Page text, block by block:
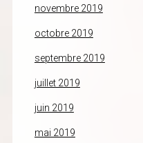
novembre 2019
octobre 2019
septembre 2019
juillet 2019
juin 2019
mai 2019